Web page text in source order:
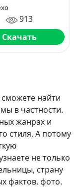
913
Скачать
найти
в частности.
жанрах и
стиля. А потому
не только
страну
фактов, фото.